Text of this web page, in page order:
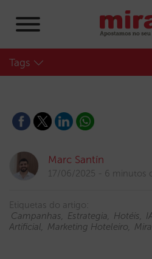
Tags
Marc Santín
17/06/2025 6 minutos
Etiquetas do artigo:
Campanhas
Estrategia Hotéis
Artificial
Marketing Hoteleiro